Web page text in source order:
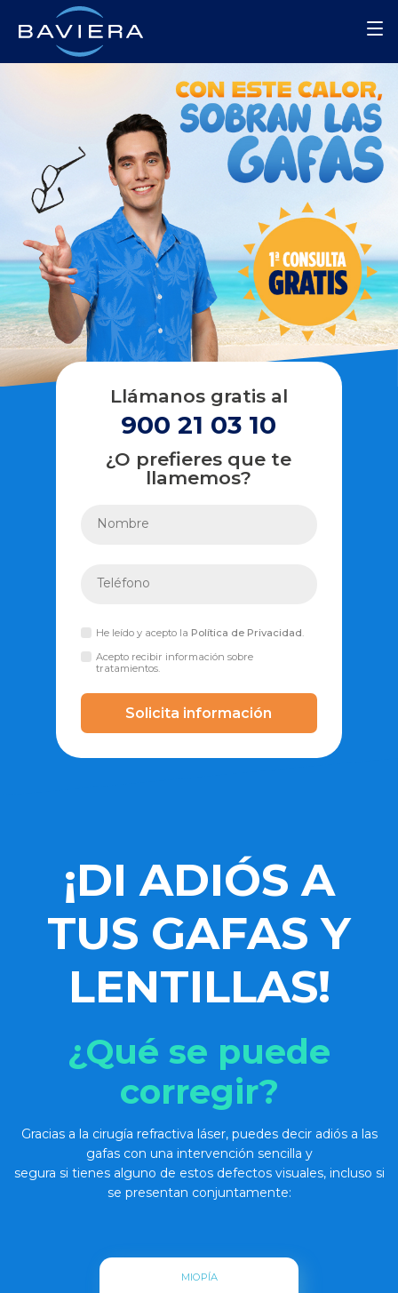
Llámanos gratis al
900 21 03 10
¿O prefieres que te
llamemos?
He leído y acepto la Política de Privacidad
Acepto recibir información sobre
tratamientos.
Solicita información
¡DI ADIÓS A
TUS GAFAS Y
LENTILLAS!
¿Qué se puede
corregir?
Gracias a la cirugía refractiva láser, puedes decir adiós a las
gafas con una intervención sencilla y
segura si tienes alguno de estos defectos visuales, incluso si
se presentan conjuntamente:
MIOPÍA